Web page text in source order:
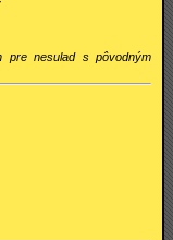
pre nesulad s pôvodným